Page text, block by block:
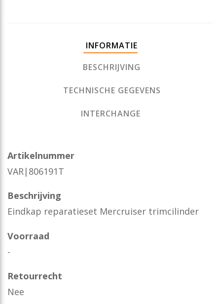
INFORMATIE
BESCHRIJVING
TECHNISCHE GEGEVENS
INTERCHANGE
Artikelnummer
VAR|806191T
Beschrijving
Eindkap reparatieset Mercruiser trimcilinder
Voorraad
-
Retourrecht
Nee